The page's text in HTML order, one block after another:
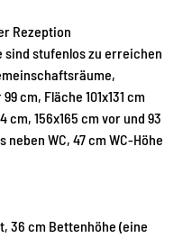
Rezeption
stufenlos zu erreichen
cm, Fläche 101x131 cm
156x165 cm vor und 93
WC, 47 cm WC-Höhe
36 cm Bettenhöhe (eine